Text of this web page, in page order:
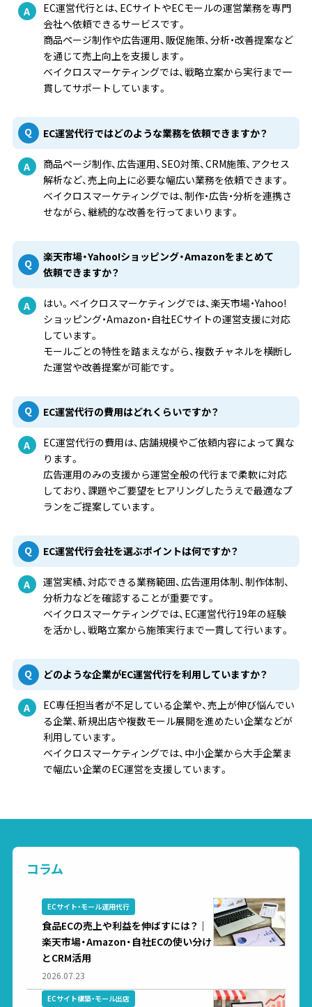
EC運営代行とは、ECサイトやECモールの運営業務を専門
会社へ依頼できるサービスです。
商品ページ制作や広告運用、販促施策、分析・改善提案など
を通じて売上向上を支援します。
ベイクロスマーケティングでは、戦略立案から実行まで一
貫してサポートしています。
EC運営代行ではどのような業務を依頼できますか？
商品ページ制作、広告運用、SEO対策、CRM施策、アクセス
解析など、売上向上に必要な幅広い業務を依頼できます。
ベイクロスマーケティングでは、制作・広告・分析を連携さ
せながら、継続的な改善を行ってまいります。
楽天市場・Yahoo!ショッピング・Amazonをまとめて
依頼できますか？
はい。ベイクロスマーケティングでは、楽天市場・Yahoo!
ショッピング・Amazon・自社ECサイトの運営支援に対応
しています。
モールごとの特性を踏まえながら、複数チャネルを横断し
た運営や改善提案が可能です。
EC運営代行の費用はどれくらいですか？
EC運営代行の費用は、店舗規模やご依頼内容によって異な
ります。
広告運用のみの支援から運営全般の代行まで柔軟に対応
しており、課題やご要望をヒアリングしたうえで最適なプ
ランをご提案しています。
EC運営代行会社を選ぶポイントは何ですか？
運営実績、対応できる業務範囲、広告運用体制、制作体制、
分析力などを確認することが重要です。
ベイクロスマーケティングでは、EC運営代行19年の経験
を活かし、戦略立案から施策実行まで一貫して行います。
どのような企業がEC運営代行を利用していますか？
EC専任担当者が不足している企業や、売上が伸び悩んでい
る企業、新規出店や複数モール展開を進めたい企業などが
利用しています。
ベイクロスマーケティングでは、中小企業から大手企業ま
で幅広い企業のEC運営を支援しています。
コラム
ECサイト・モール運用代行
食品ECの売上や利益を伸ばすには？｜
楽天市場・Amazon・自社ECの使い分け
とCRM活用
2026.07.23
ECサイト構築・モール出店